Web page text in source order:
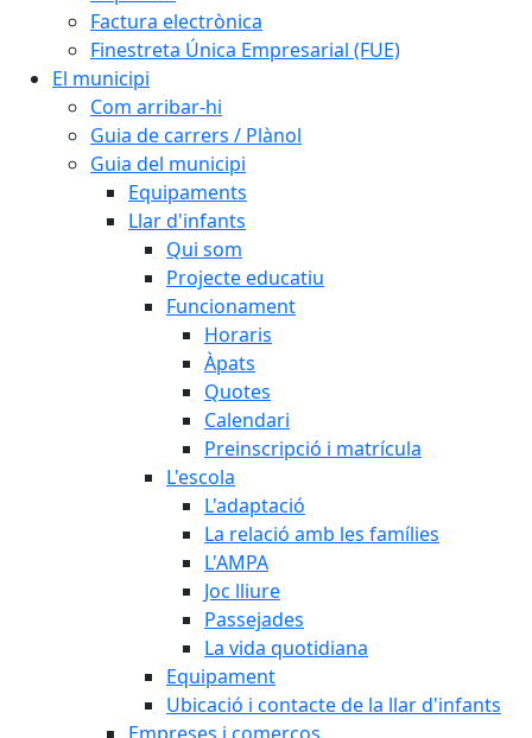
Factura electrònica
Finestreta Única Empresarial (FUE)
El municipi
Com arribar-hi
Guia de carrers / Plànol
Guia del municipi
Equipaments
Llar d'infants
Qui som
Projecte educatiu
Funcionament
Horaris
Àpats
Quotes
Calendari
Preinscripció i matrícula
L'escola
L'adaptació
La relació amb les famílies
L'AMPA
Joc lliure
Passejades
La vida quotidiana
Equipament
Ubicació i contacte de la llar d'infants